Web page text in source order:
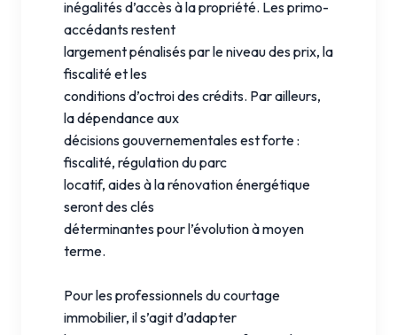
inégalités d’accès à la propriété. Les primo-
accédants restent
largement pénalisés par le niveau des prix, la
fiscalité et les
conditions d’octroi des crédits. Par ailleurs,
la dépendance aux
décisions gouvernementales est forte :
fiscalité, régulation du parc
locatif, aides à la rénovation énergétique
seront des clés
déterminantes pour l’évolution à moyen
terme.
Pour les professionnels du courtage
immobilier, il s’agit d’adapter